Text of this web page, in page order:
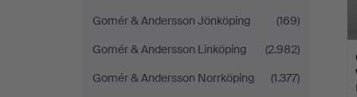
Gomér & Andersson Jönköping
(169)
Gomér & Andersson Linköping
(2.982)
Gomér & Andersson Norrköping
(1.377)